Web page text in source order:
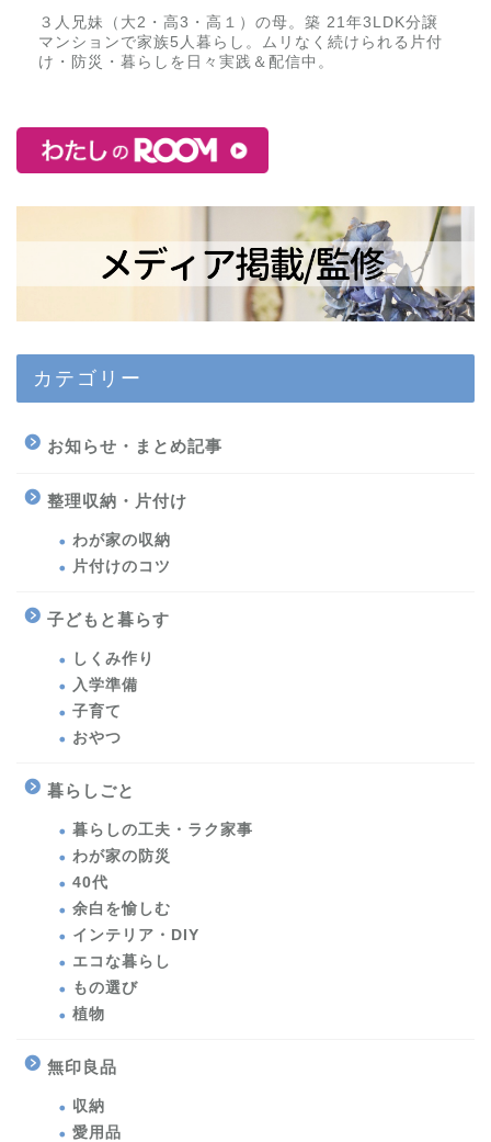
３人兄妹（大2・高3・高１）の母。築 21年3LDK分譲
マンションで家族5人暮らし。ムリなく続けられる片付
け・防災・暮らしを日々実践＆配信中。
カテゴリー
お知らせ・まとめ記事
整理収納・片付け
わが家の収納
片付けのコツ
子どもと暮らす
しくみ作り
入学準備
子育て
おやつ
暮らしごと
暮らしの工夫・ラク家事
わが家の防災
40代
余白を愉しむ
インテリア・DIY
エコな暮らし
もの選び
植物
無印良品
収納
愛用品